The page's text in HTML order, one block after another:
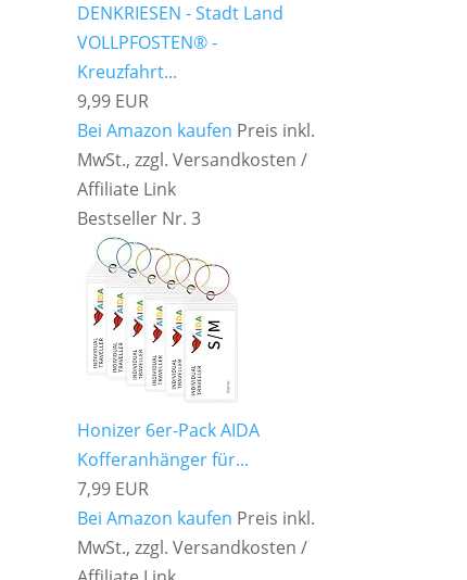
DENKRIESEN - Stadt Land
VOLLPFOSTEN® -
Kreuzfahrt...
9,99 EUR
Bei Amazon kaufen Preis inkl.
MwSt., zzgl. Versandkosten /
Affiliate Link
Bestseller Nr. 3
Honizer 6er-Pack AIDA
Kofferanhänger für...
7,99 EUR
Bei Amazon kaufen Preis inkl.
MwSt., zzgl. Versandkosten /